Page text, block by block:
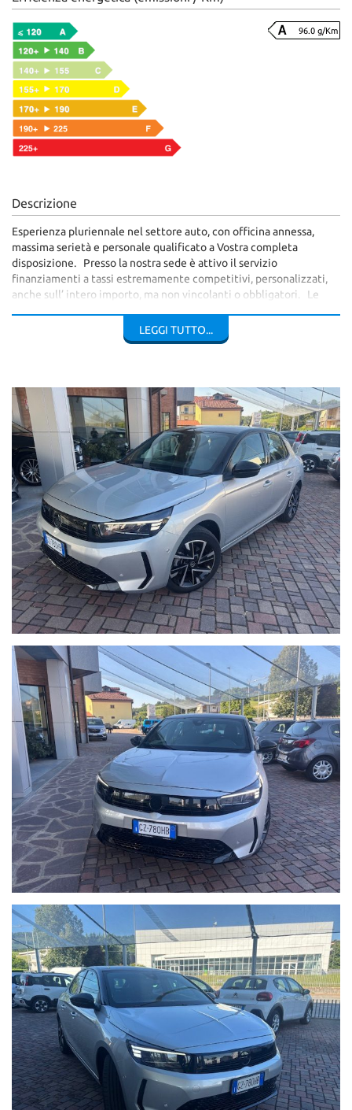
96.0 g/Km
Descrizione
Esperienza pluriennale nel settore auto, con officina annessa,
massima serietà e personale qualificato a Vostra completa
disposizione. Presso la nostra sede è attivo il servizio
finanziamenti a tassi estremamente competitivi, personalizzati,
anche sull’ intero importo, ma non vincolanti o obbligatori. Le
foto dimostrative. Nonostante il nostro impegno nella descrizione
dei veicoli e considerando il grande numero di annunci inseriti,
vettura insieme a Voi e valutare il Vostro usato, anche da
rottamare a costo Zero.
LEGGI TUTTO...